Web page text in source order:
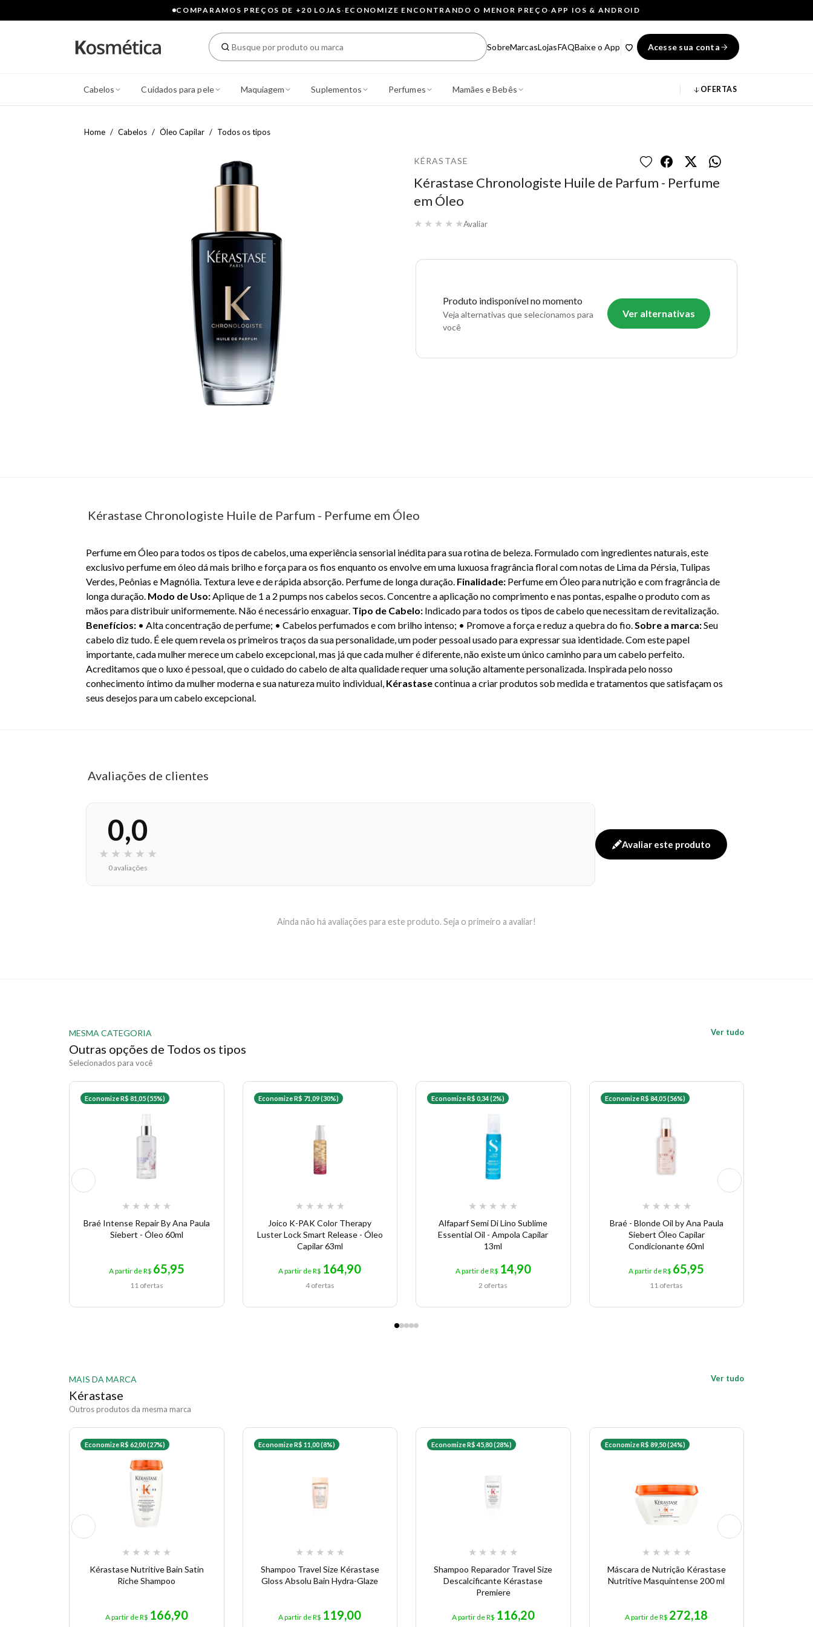
COMPARAMOS PREÇOS DE +20 LOJAS· ECONOMIZE ENCONTRANDO O MENOR PREÇO·APP IOS & ANDROID
SobreMarcasLojasFAQBaixe o App Acesse sua conta
Cabelos Cuidados para pele Maquiagem Suplementos Perfumes Mamães e Bebês OFERTAS
Home Cabelos Óleo Capilar Todos os tipos
KÉRASTASE
Kérastase Chronologiste Huile de Parfum - Perfume
em Óleo
★ ★ ★ ★ ★Avaliar
Produto indisponível no momento
Veja alternativas que selecionamos para
você
Ver alternativas
Kérastase Chronologiste Huile de Parfum - Perfume em Óleo
Perfume em Óleo para todos os tipos de cabelos, uma experiência sensorial inédita para sua rotina de beleza. Formulado com ingredientes naturais, este
exclusivo perfume em óleo dá mais brilho e força para os fios enquanto os envolve em uma luxuosa fragrância floral com notas de Lima da Pérsia, Tulipas
Verdes, Peônias e Magnólia. Textura leve e de rápida absorção. Perfume de longa duração. Finalidade: Perfume em Óleo para nutrição e com fragrância de
longa duração. Modo de Uso:Aplique de 1 a 2 pumps nos cabelos secos. Concentre a aplicação no comprimento e nas pontas, espalhe o produto com as
mãos para distribuir uniformemente. Não é necessário enxaguar. Tipo de Cabelo: Indicado para todos os tipos de cabelo que necessitam de revitalização.
Benefícios: • Alta concentração de perfume; • Cabelos perfumados e com brilho intenso; • Promove a força e reduz a quebra do fio.Sobre a marca:Seu
cabelo diz tudo. É ele quem revela os primeiros traços da sua personalidade, um poder pessoal usado para expressar sua identidade. Com este papel
importante, cada mulher merece um cabelo excepcional, mas já que cada mulher é diferente, não existe um único caminho para um cabelo perfeito.
Acreditamos que o luxo é pessoal, que o cuidado do cabelo de alta qualidade requer uma solução altamente personalizada. Inspirada pelo nosso
conhecimento íntimo da mulher moderna e sua natureza muito individual, Kérastasecontinua a criar produtos sob medida e tratamentos que satisfaçam os
seus desejos para um cabelo excepcional.
Avaliações de clientes
0,0
★ ★ ★ ★ ★
0 avaliações
Avaliar este produto
Ainda não há avaliações para este produto. Seja o primeiro a avaliar!
MESMA CATEGORIA
Outras opções de Todos os tipos
Selecionados para você
Ver tudo
Economize R$ 81,05 (55%)
★ ★ ★ ★ ★
Braé Intense Repair By Ana Paula
Siebert - Óleo 60ml
A partir de R$ 65,95
11 ofertas
Economize R$ 71,09 (30%)
★ ★ ★ ★ ★
Joico K-PAK Color Therapy
Luster Lock Smart Release - Óleo
Capilar 63ml
A partir de R$ 164,90
4 ofertas
Economize R$ 0,34 (2%)
★ ★ ★ ★ ★
Alfaparf Semi Di Lino Sublime
Essential Oil - Ampola Capilar
13ml
A partir de R$ 14,90
2 ofertas
Economize R$ 84,05 (56%)
★ ★ ★ ★ ★
Braé - Blonde Oil by Ana Paula
Siebert Óleo Capilar
Condicionante 60ml
A partir de R$ 65,95
11 ofertas
MAIS DA MARCA
Kérastase
Outros produtos da mesma marca
Ver tudo
Economize R$ 62,00 (27%)
★ ★ ★ ★ ★
Kérastase Nutritive Bain Satin
Riche Shampoo
A partir de R$ 166,90
Economize R$ 11,00 (8%)
★ ★ ★ ★ ★
Shampoo Travel Size Kérastase
Gloss Absolu Bain Hydra-Glaze
A partir de R$ 119,00
Economize R$ 45,80 (28%)
★ ★ ★ ★ ★
Shampoo Reparador Travel Size
Descalcificante Kérastase
Premiere
A partir de R$ 116,20
Economize R$ 89,50 (24%)
★ ★ ★ ★ ★
Máscara de Nutrição Kérastase
Nutritive Masquintense 200 ml
A partir de R$ 272,18